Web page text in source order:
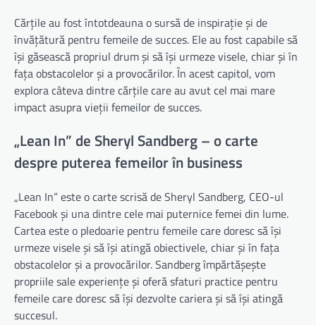
Cărțile au fost întotdeauna o sursă de inspirație și de
învățătură pentru femeile de succes. Ele au fost capabile să
își găsească propriul drum și să își urmeze visele, chiar și în
fața obstacolelor și a provocărilor. În acest capitol, vom
explora câteva dintre cărțile care au avut cel mai mare
impact asupra vieții femeilor de succes.
„Lean In” de Sheryl Sandberg – o carte
despre puterea femeilor în business
„Lean In” este o carte scrisă de Sheryl Sandberg, CEO-ul
Facebook și una dintre cele mai puternice femei din lume.
Cartea este o pledoarie pentru femeile care doresc să își
urmeze visele și să își atingă obiectivele, chiar și în fața
obstacolelor și a provocărilor. Sandberg împărtășește
propriile sale experiențe și oferă sfaturi practice pentru
femeile care doresc să își dezvolte cariera și să își atingă
succesul.